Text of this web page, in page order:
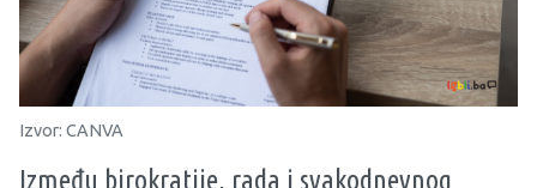
Izvor: CANVA
Između birokratije, rada i svakodnevnog